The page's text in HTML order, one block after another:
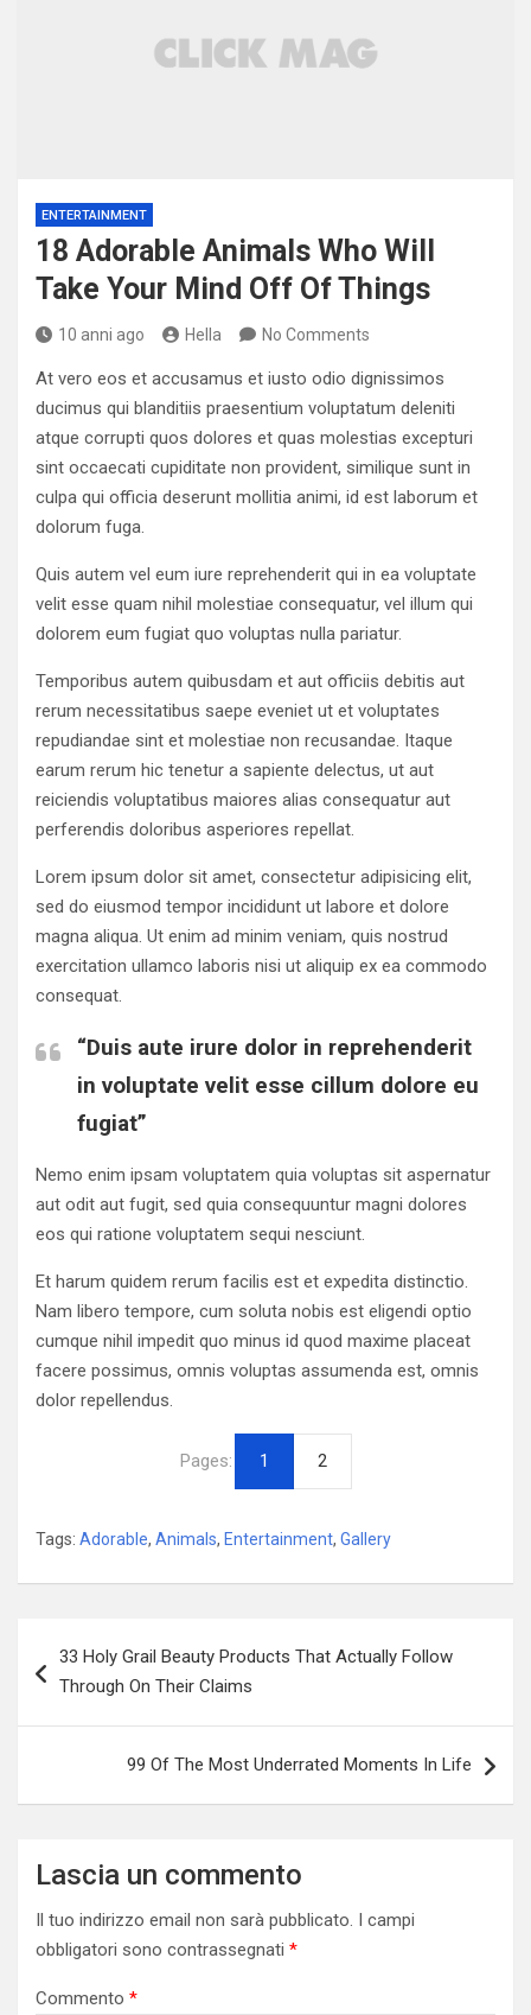
ENTERTAINMENT
18 Adorable Animals Who Will
Take Your Mind Off Of Things
10 anni ago Hella No Comments
At vero eos et accusamus et iusto odio dignissimos
ducimus qui blanditiis praesentium voluptatum deleniti
atque corrupti quos dolores et quas molestias excepturi
sint occaecati cupiditate non provident, similique sunt in
culpa qui officia deserunt mollitia animi, id est laborum et
dolorum fuga.
Quis autem vel eum iure reprehenderit qui in ea voluptate
velit esse quam nihil molestiae consequatur, vel illum qui
dolorem eum fugiat quo voluptas nulla pariatur.
Temporibus autem quibusdam et aut officiis debitis aut
rerum necessitatibus saepe eveniet ut et voluptates
repudiandae sint et molestiae non recusandae. Itaque
earum rerum hic tenetur a sapiente delectus, ut aut
reiciendis voluptatibus maiores alias consequatur aut
perferendis doloribus asperiores repellat.
Lorem ipsum dolor sit amet, consectetur adipisicing elit,
sed do eiusmod tempor incididunt ut labore et dolore
magna aliqua. Ut enim ad minim veniam, quis nostrud
exercitation ullamco laboris nisi ut aliquip ex ea commodo
consequat.
“Duis aute irure dolor in reprehenderit
in voluptate velit esse cillum dolore eu
fugiat”
Nemo enim ipsam voluptatem quia voluptas sit aspernatur
aut odit aut fugit, sed quia consequuntur magni dolores
eos qui ratione voluptatem sequi nesciunt.
Et harum quidem rerum facilis est et expedita distinctio.
Nam libero tempore, cum soluta nobis est eligendi optio
cumque nihil impedit quo minus id quod maxime placeat
facere possimus, omnis voluptas assumenda est, omnis
dolor repellendus.
Pages: 1 2
Tags: Adorable, Animals, Entertainment, Gallery
articoli
33 Holy Grail Beauty Products That Actually Follow
Through On Their Claims
99 Of The Most Underrated Moments In Life
Lascia un commento
Il tuo indirizzo email non sarà pubblicato. I campi
obbligatori sono contrassegnati *
Commento *